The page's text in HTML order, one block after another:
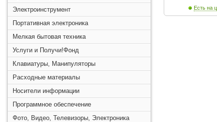
Электроинструмент
Портативная электроника
Мелкая бытовая техника
Услуги и Получи!Фонд
Клавиатуры, Манипуляторы
Расходные материалы
Носители информации
Программное обеспечение
Фото, Видео, Телевизоры, Электроника
Есть на